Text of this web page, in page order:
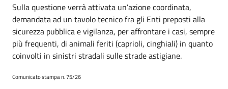
Sulla questione verrà attivata un’azione coordinata,
demandata ad un tavolo tecnico fra gli Enti preposti alla
sicurezza pubblica e vigilanza, per affrontare i casi, sempre
più frequenti, di animali feriti (caprioli, cinghiali) in quanto
coinvolti in sinistri stradali sulle strade astigiane.
Comunicato stampa n. 75/26